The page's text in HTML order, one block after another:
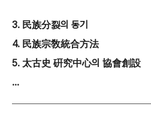
3. 民族分裂의 동기
4. 民族宗敎統合方法
5. 太古史 硏究中心의 協會創設
...